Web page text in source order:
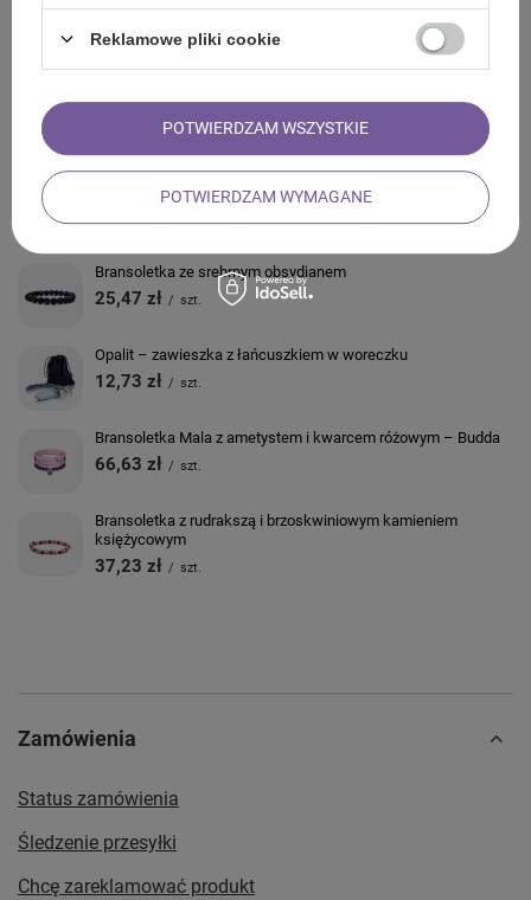
ZOBACZ RÓWNIEŻ
Bransoletka z białym turkusem
Bransoletka ze srebrnym obsydianem
25,47 zł / szt.
Opalit – zawieszka z łańcuszkiem w woreczku
12,73 zł / szt.
Bransoletka Mala z ametystem i kwarcem różowym – Budda
66,63 zł / szt.
Bransoletka z rudrakszą i brzoskwiniowym kamieniem
księżycowym
37,23 zł / szt.
Zamówienia
Status zamówienia
Śledzenie przesyłki
Chcę zareklamować produkt
Reklamowe pliki cookie
POTWIERDZAM WYMAGANE
POTWIERDZAM WSZYSTKIE